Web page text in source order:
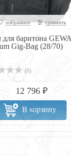
избранное сравнить
для баритона GEWA
Gig-Bag (28/70)
(0)
12 796 ₽
В корзину